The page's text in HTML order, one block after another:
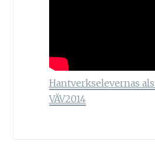
Hantverkselevernas
VÄV2014